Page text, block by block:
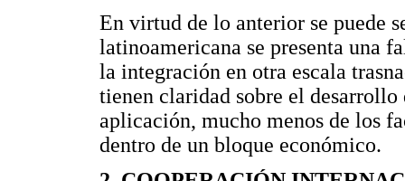
En virtud de lo anterior se puede
latinoamericana se presenta una
la integración en otra escala
tienen claridad sobre el
aplicación, mucho menos de los
dentro de un bloque económico.